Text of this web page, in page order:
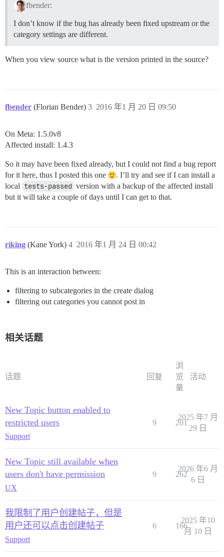
fbender:
I don’t know if the bug has already been fixed upstream or the
category settings are different.
When you view source what is the version printed in the source?
fbender (Florian Bender) 2016 年1 月 20 日 09:50
3
On Meta: 1.5.0v8
Affected install: 1.4.3
So it may have been fixed already, but I could not find a bug report
for it here, thus I posted this one
. I’ll try and see if I can install a
local tests-passed version with a backup of the affected install
but it will take a couple of days until I can get to that.
riking (Kane York) 2016 年1 月 24 日 00:42
4
This is an interaction between:
filtering to subcategories in the create dialog
filtering out categories you cannot post in
相关话题
话题 回复
浏
览
量
活动
New Topic button enabled to
restricted users
Support
9 201
2025 年7 月
29 日
New Topic still available when
users don't have permission
UX
9 262
2026 年6 月
6 日
我限制了用户创建帖子，但是
用户还可以点击创建帖子
Support
6 166
2025 年10
月 10 日